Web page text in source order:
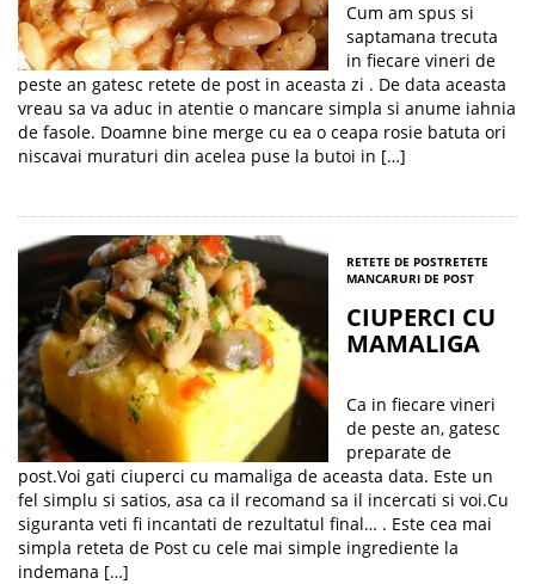
Cum am spus si
saptamana trecuta
in fiecare vineri de
peste an gatesc retete de post in aceasta zi . De data aceasta
vreau sa va aduc in atentie o mancare simpla si anume iahnia
de fasole. Doamne bine merge cu ea o ceapa rosie batuta ori
niscavai muraturi din acelea puse la butoi in […]
RETETE DE POSTRETETE
MANCARURI DE POST
CIUPERCI CU
MAMALIGA
Ca in fiecare vineri
de peste an, gatesc
preparate de
post.Voi gati ciuperci cu mamaliga de aceasta data. Este un
fel simplu si satios, asa ca il recomand sa il incercati si voi.Cu
siguranta veti fi incantati de rezultatul final… . Este cea mai
simpla reteta de Post cu cele mai simple ingrediente la
indemana […]